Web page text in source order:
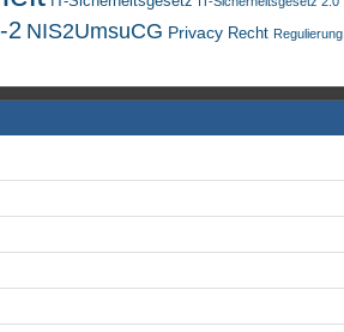
2 NIS2UmsuCG Privacy Recht Regulierung